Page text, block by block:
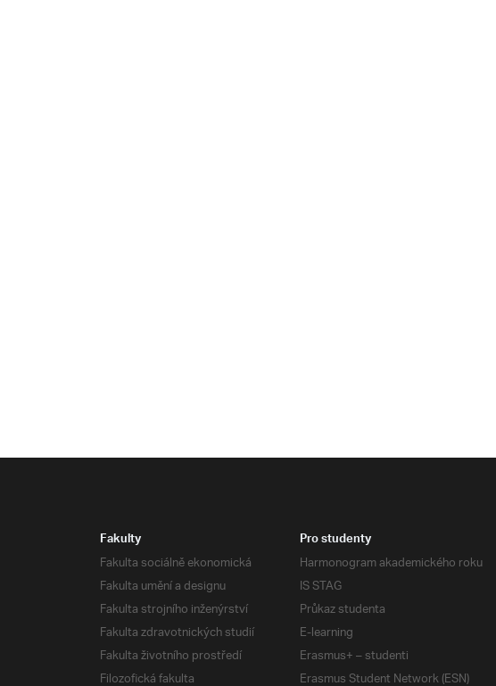
Fakulty
Fakulta sociálně ekonomická
Fakulta umění a designu
Fakulta strojního inženýrství
Fakulta zdravotnických studií
Fakulta životního prostředí
Filozofická fakulta
Pro studenty
Harmonogram akademického roku
IS STAG
Průkaz studenta
E-learning
Erasmus+ – studenti
Erasmus Student Network (ESN)